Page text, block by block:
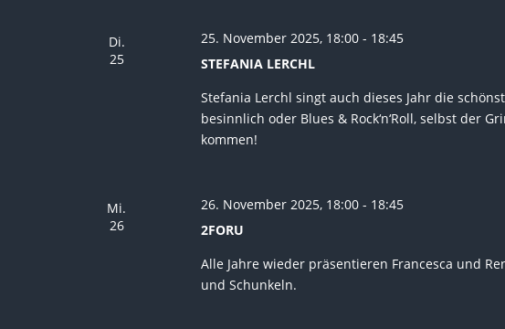
Di.
25
STEFANIA LERCHL
25. November 2025, 18:00- 18:45
Stefania Lerchl singt auch dieses Jahr die
besinnlich oder Blues & Rock‘n‘Roll, selbst der
kommen!
Mi.
26
2FORU
26. November 2025, 18:00- 18:45
Alle Jahre wieder präsentieren Francesca und
und Schunkeln.